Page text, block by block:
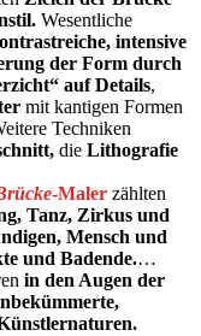
Wesentliche
intensive
der Form durch
auf Details,
mit kantigen Formen
Techniken
die Lithografie
-Maler zählten
Tanz, Zirkus und
Mensch und
und Badende.…
in den Augen der